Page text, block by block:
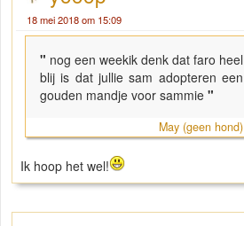
18 mei 2018 om 15:09
" nog een weekik denk dat faro heel
blij is dat jullie sam adopteren een
gouden mandje voor sammie "
May (geen hond)
Ik hoop het wel!